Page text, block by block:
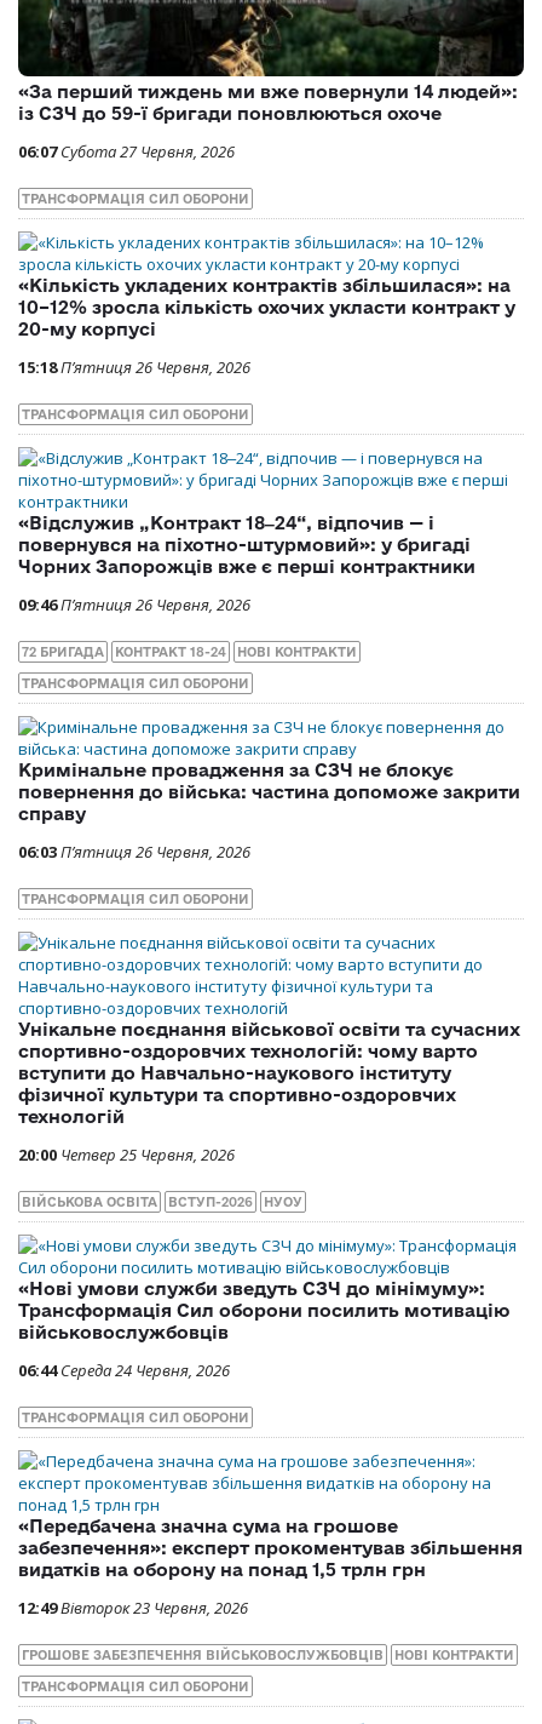
«За перший тиждень ми вже повернули 14 людей»:
із СЗЧ до 59-ї бригади поновлюються охоче
06:07 Субота 27 Червня, 2026
ТРАНСФОРМАЦІЯ СИЛ ОБОРОНИ
«Кількість укладених контрактів збільшилася»: на
10–12% зросла кількість охочих укласти контракт у
20-му корпусі
15:18П’ятниця 26 Червня, 2026
ТРАНСФОРМАЦІЯ СИЛ ОБОРОНИ
«Відслужив „Контракт 18‒24“, відпочив — і
повернувся на піхотно-штурмовий»: у бригаді
Чорних Запорожців вже є перші контрактники
09:46П’ятниця 26 Червня, 2026
72 БРИГАДА КОНТРАКТ 18-24 НОВІ КОНТРАКТИ
ТРАНСФОРМАЦІЯ СИЛ ОБОРОНИ
Кримінальне провадження за СЗЧ не блокує
повернення до війська: частина допоможе закрити
справу
06:03П’ятниця 26 Червня, 2026
ТРАНСФОРМАЦІЯ СИЛ ОБОРОНИ
Унікальне поєднання військової освіти та сучасних
спортивно-оздоровчих технологій: чому варто
вступити до Навчально-наукового інституту
фізичної культури та спортивно-оздоровчих
технологій
20:00 Четвер 25 Червня, 2026
ВІЙСЬКОВА ОСВІТА ВСТУП-2026 НУОУ
«Нові умови служби зведуть СЗЧ до мінімуму»:
Трансформація Сил оборони посилить мотивацію
військовослужбовців
06:44 Середа 24 Червня, 2026
ТРАНСФОРМАЦІЯ СИЛ ОБОРОНИ
«Передбачена значна сума на грошове
забезпечення»: експерт прокоментував збільшення
видатків на оборону на понад 1,5 трлн грн
12:49Вівторок 23 Червня, 2026
ГРОШОВЕ ЗАБЕЗПЕЧЕННЯ ВІЙСЬКОВОСЛУЖБОВЦІВ НОВІ КОНТРАКТИ
ТРАНСФОРМАЦІЯ СИЛ ОБОРОНИ